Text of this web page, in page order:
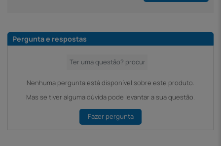
Pergunta e respostas
Nenhuma pergunta está disponível sobre este produto.
Mas se tiver alguma dúvida pode levantar a sua questão.
Fazer pergunta